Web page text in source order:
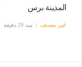
المدينة برس
غير مصنف منذ 29 دقيقة